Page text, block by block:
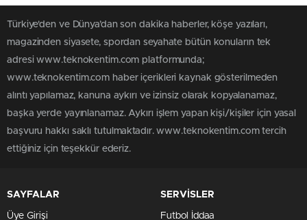
Türkiye'den ve Dünya’dan son dakika haberler, köşe yazıları,
magazinden siyasete, spordan seyahate bütün konuların tek
adresi www.teknokentim.com platformunda;
www.teknokentim.com haber içerikleri kaynak gösterilmeden
alıntı yapılamaz, kanuna aykırı ve izinsiz olarak kopyalanamaz,
başka yerde yayınlanamaz. Aykırı işlem yapan kişi/kişiler için yasal
başvuru hakkı saklı tutulmaktadır. www.teknokentim.com tercih
ettiğiniz için teşekkür ederiz.
SAYFALAR
Üye Girişi
SERVİSLER
Futbol İddaa